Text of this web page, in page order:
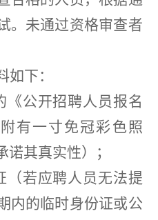
。未通过资格审查者
如下：
《公开招聘人员报名
有一寸免冠彩色照
其真实性）；
（若应聘人员无法提
内的临时身份证或公